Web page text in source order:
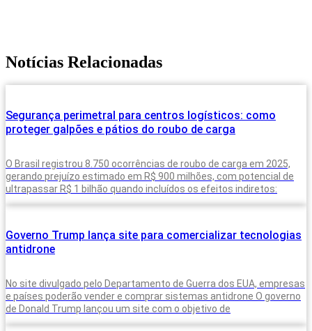
Notícias Relacionadas
Segurança perimetral para centros logísticos: como
proteger galpões e pátios do roubo de carga
O Brasil registrou 8.750 ocorrências de roubo de carga em 2025,
gerando prejuízo estimado em R$ 900 milhões, com potencial de
ultrapassar R$ 1 bilhão quando incluídos os efeitos indiretos:
Governo Trump lança site para comercializar tecnologias
antidrone
No site divulgado pelo Departamento de Guerra dos EUA, empresas
e países poderão vender e comprar sistemas antidrone O governo
de Donald Trump lançou um site com o objetivo de